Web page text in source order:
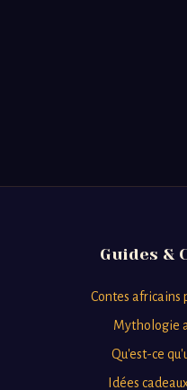
Guides &
Contes africains
Mythologie
Qu'est-ce
Idées